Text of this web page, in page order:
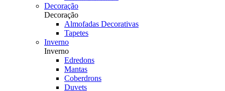
Decoração
Decoração
Almofadas Decorativas
Tapetes
Inverno
Inverno
Edredons
Mantas
Coberdrons
Duvets